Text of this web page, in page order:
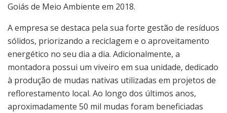
Goiás de Meio Ambiente em 2018.
A empresa se destaca pela sua forte gestão de resíduos
sólidos, priorizando a reciclagem e o aproveitamento
energético no seu dia a dia. Adicionalmente, a
montadora possui um viveiro em sua unidade, dedicado
à produção de mudas nativas utilizadas em projetos de
reflorestamento local. Ao longo dos últimos anos,
aproximadamente 50 mil mudas foram beneficiadas